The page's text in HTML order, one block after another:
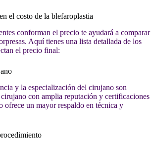
el costo de la blefaroplastia
conforman el precio te ayudará a comparar
Aquí tienes una lista detallada de los
el precio final:
y la especialización del cirujano son
con amplia reputación y certificaciones
ofrece un mayor respaldo en técnica y